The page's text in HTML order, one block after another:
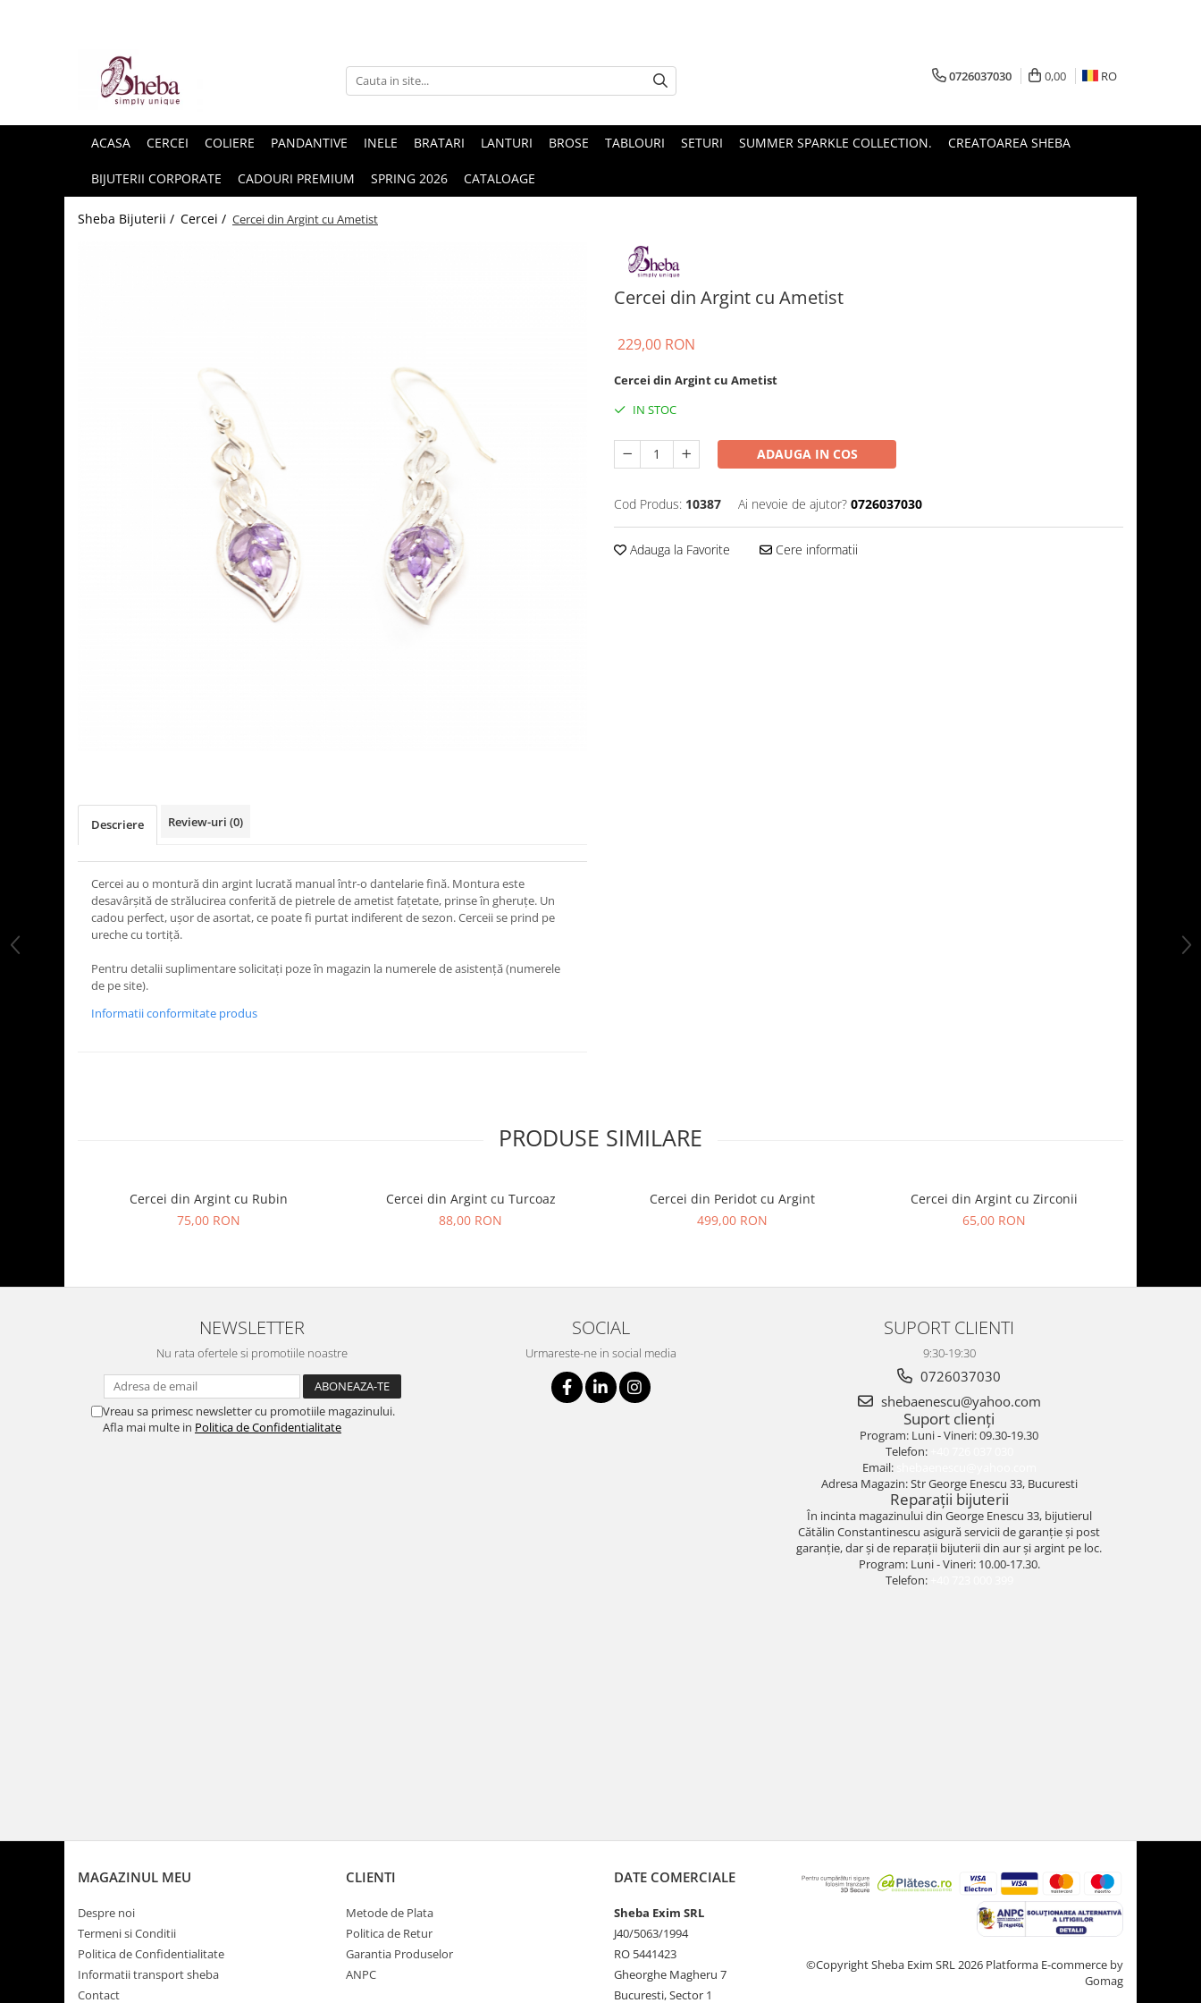
0726037030 0,00 RO
ACASA CERCEI COLIERE PANDANTIVE INELE BRATARI LANTURI BROSE TABLOURI SETURI SUMMER SPARKLE COLLECTION. CREATOAREA SHEBA
BIJUTERII CORPORATE CADOURI PREMIUM SPRING 2026 CATALOAGE
Sheba Bijuterii / Cercei / Cercei din Argint cu Ametist
Cercei din Argint cu Ametist
229,00 RON
Cercei din Argint cu Ametist
IN STOC
ADAUGA IN COS
Cod Produs: 10387 Ai nevoie de ajutor? 0726037030
Adauga la Favorite Cere informatii
Descriere Review-uri (0)
Cercei au o montură din argint lucrată manual într-o dantelarie fină. Montura este
desavârșită de strălucirea conferită de pietrele de ametist fațetate, prinse în gheruțe. Un
cadou perfect, ușor de asortat, ce poate fi purtat indiferent de sezon. Cerceii se prind pe
ureche cu tortiță.
Pentru detalii suplimentare solicitați poze în magazin la numerele de asistență (numerele
de pe site).
Informatii conformitate produs
PRODUSE SIMILARE
Cercei din Argint cu Rubin
75,00 RON
Cercei din Argint cu Turcoaz
88,00 RON
Cercei din Peridot cu Argint
499,00 RON
Cercei din Argint cu Zirconii
65,00 RON
NEWSLETTER
Nu rata ofertele si promotiile noastre
Vreau sa primesc newsletter cu promotiile magazinului.
Afla mai multe in Politica de Confidentialitate
SOCIAL
Urmareste-ne in social media
SUPORT CLIENTI
9:30-19:30
0726037030
shebaenescu@yahoo.com
Suport clienți
Program: Luni - Vineri: 09.30-19.30
Telefon:
Email:
Adresa Magazin: Str George Enescu 33, Bucuresti
Reparații bijuterii
În incinta magazinului din George Enescu 33, bijutierul
Cătălin Constantinescu asigură servicii de garanție și post
garanție, dar și de reparații bijuterii din aur și argint pe loc.
Program: Luni - Vineri: 10.00-17.30.
Telefon:
MAGAZINUL MEU
Despre noi
Termeni si Conditii
Politica de Confidentialitate
Informatii transport sheba
Contact
CLIENTI
Metode de Plata
Politica de Retur
Garantia Produselor
ANPC
DATE COMERCIALE
Sheba Exim SRL
J40/5063/1994
RO 5441423
Gheorghe Magheru 7
Bucuresti, Sector 1
©Copyright Sheba Exim SRL 2026 Platforma E-commerce by
Gomag